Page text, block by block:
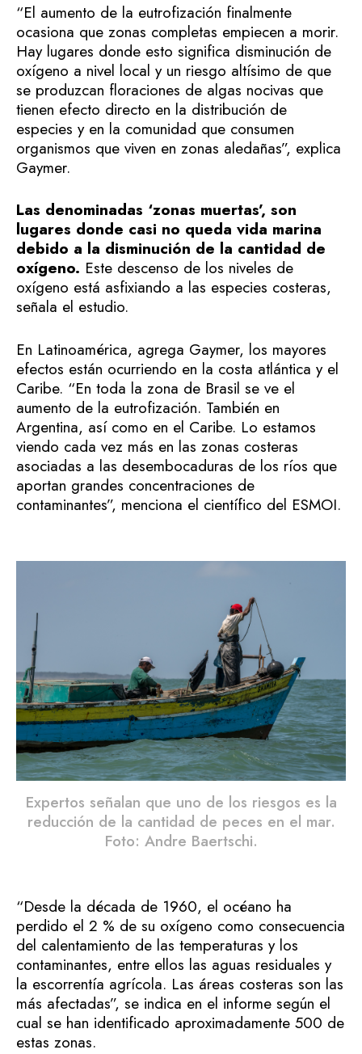
“El aumento de la eutrofización finalmente
ocasiona que zonas completas empiecen a morir.
Hay lugares donde esto significa disminución de
oxígeno a nivel local y un riesgo altísimo de que
se produzcan floraciones de algas nocivas que
tienen efecto directo en la distribución de
especies y en la comunidad que consumen
organismos que viven en zonas aledañas”, explica
Gaymer.
Las denominadas ‘zonas muertas’, son
lugares donde casi no queda vida marina
debido a la disminución de la cantidad de
oxígeno. Este descenso de los niveles de
oxígeno está asfixiando a las especies costeras,
señala el estudio.
En Latinoamérica, agrega Gaymer, los mayores
efectos están ocurriendo en la costa atlántica y el
Caribe. “En toda la zona de Brasil se ve el
aumento de la eutrofización. También en
Argentina, así como en el Caribe. Lo estamos
viendo cada vez más en las zonas costeras
asociadas a las desembocaduras de los ríos que
aportan grandes concentraciones de
contaminantes”, menciona el científico del ESMOI.
Expertos señalan que uno de los riesgos es la
reducción de la cantidad de peces en el mar.
Foto: Andre Baertschi.
“Desde la década de 1960, el océano ha
perdido el 2 % de su oxígeno como consecuencia
del calentamiento de las temperaturas y los
contaminantes, entre ellos las aguas residuales y
la escorrentía agrícola. Las áreas costeras son las
más afectadas”, se indica en el informe según el
cual se han identificado aproximadamente 500 de
estas zonas.